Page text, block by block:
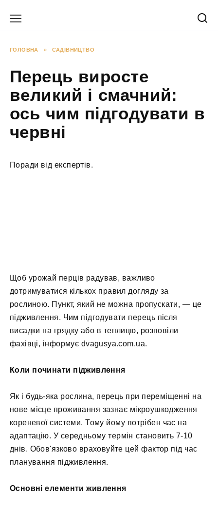
ГОЛОВНА » САДІВНИЦТВО
Перець виросте
великий і смачний:
ось чим підгодувати в
червні
Поради від експертів.
Щоб урожай перців радував, важливо
дотримуватися кількох правил догляду за
рослиною. Пункт, який не можна пропускати, — це
підживлення. Чим підгодувати перець після
висадки на грядку або в теплицю, розповіли
фахівці, інформує dvagusya.com.ua.
Коли починати підживлення
Як і будь-яка рослина, перець при переміщенні на
нове місце проживання зазнає мікроушкодження
кореневої системи. Тому йому потрібен час на
адаптацію. У середньому термін становить 7-10
днів. Обов'язково враховуйте цей фактор під час
планування підживлення.
Основні елементи живлення